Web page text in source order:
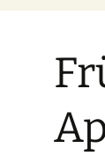
Facebook-Feed